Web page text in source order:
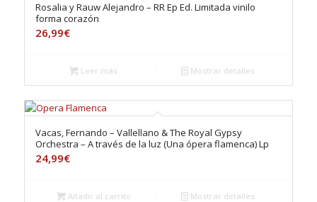
Rosalia y Rauw Alejandro – RR Ep Ed. Limitada vinilo
forma corazón
26,99€
Leer más Mostrar detalles
Vacas, Fernando – Vallellano & The Royal Gypsy
Orchestra – A través de la luz (Una ópera flamenca) Lp
24,99€
Añadir al carrito Mostrar detalles